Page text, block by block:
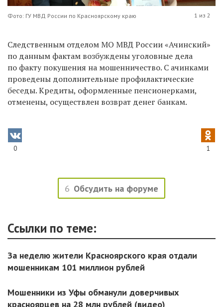
Фото: ГУ МВД России по Красноярскому краю 1 из 2
Следственным отделом МО МВД России «Ачинский»
по данным фактам возбуждены уголовные дела
по факту покушения на мошенничество. С ачинками
проведены дополнительные профилактические
беседы. Кредиты, оформленные пенсионерками,
отменены, осуществлен возврат денег банкам.
0 1
6 Обсудить на форуме
Ссылки по теме:
За неделю жители Красноярского края отдали
мошенникам 101 миллион рублей
Мошенники из Уфы обманули доверчивых
красноярцев на 28 млн рублей (видео)